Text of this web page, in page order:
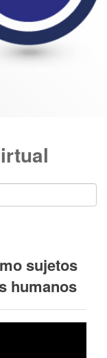
sujetos
humanos